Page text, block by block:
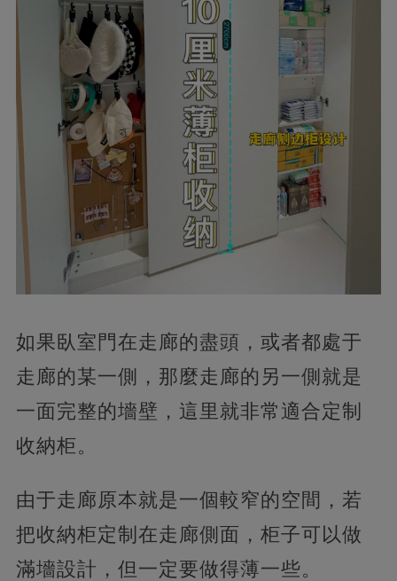
如果臥室門在走廊的盡頭，或者都處于
走廊的某一側，那麼走廊的另一側就是
一面完整的墻壁，這里就非常適合定制
收納柜。
由于走廊原本就是一個較窄的空間，若
把收納柜定制在走廊側面，柜子可以做
滿墻設計，但一定要做得薄一些。